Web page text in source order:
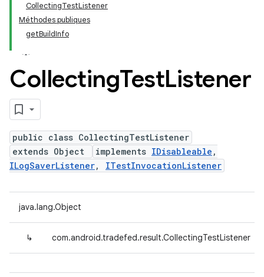
CollectingTestListener
Méthodes publiques
getBuildInfo
CollectingTestListener
public class CollectingTestListener
extends Object
implements IDisableable ,
ILogSaverListener, ITestInvocationListener
java.lang.Object
↳ com.android.tradefed.result.CollectingTestListener